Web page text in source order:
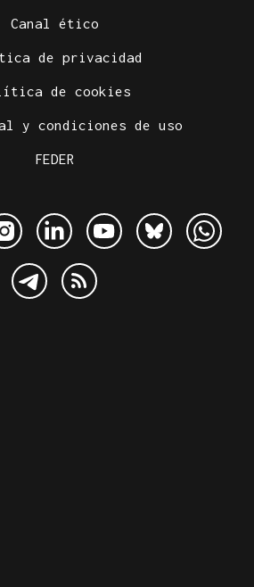
Canal ético
de privacidad
de cookies
y condiciones de uso
FEDER